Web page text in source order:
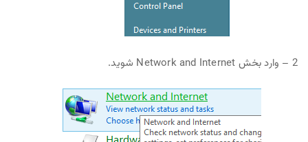
2 – وارد بخش Network and Internet شوید.